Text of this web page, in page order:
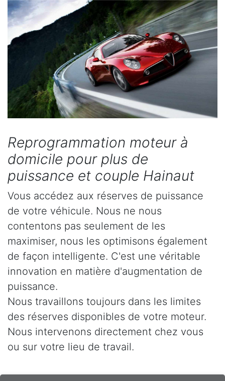
Reprogrammation moteur à
domicile pour plus de
puissance et couple Hainaut
Vous accédez aux réserves de puissance
de votre véhicule. Nous ne nous
contentons pas seulement de les
maximiser, nous les optimisons également
de façon intelligente. C'est une véritable
innovation en matière d'augmentation de
puissance.
Nous travaillons toujours dans les limites
des réserves disponibles de votre moteur.
Nous intervenons directement chez vous
ou sur votre lieu de travail.